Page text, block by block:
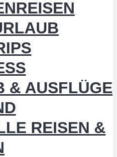
& AUSFLÜGE
REISEN &